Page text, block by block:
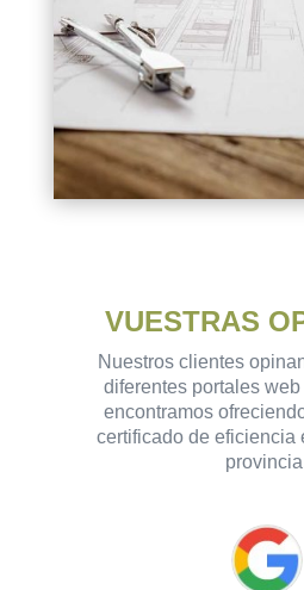
VUESTRAS
Nuestros clientes
diferentes portales
encontramos
certificado de eficiencia